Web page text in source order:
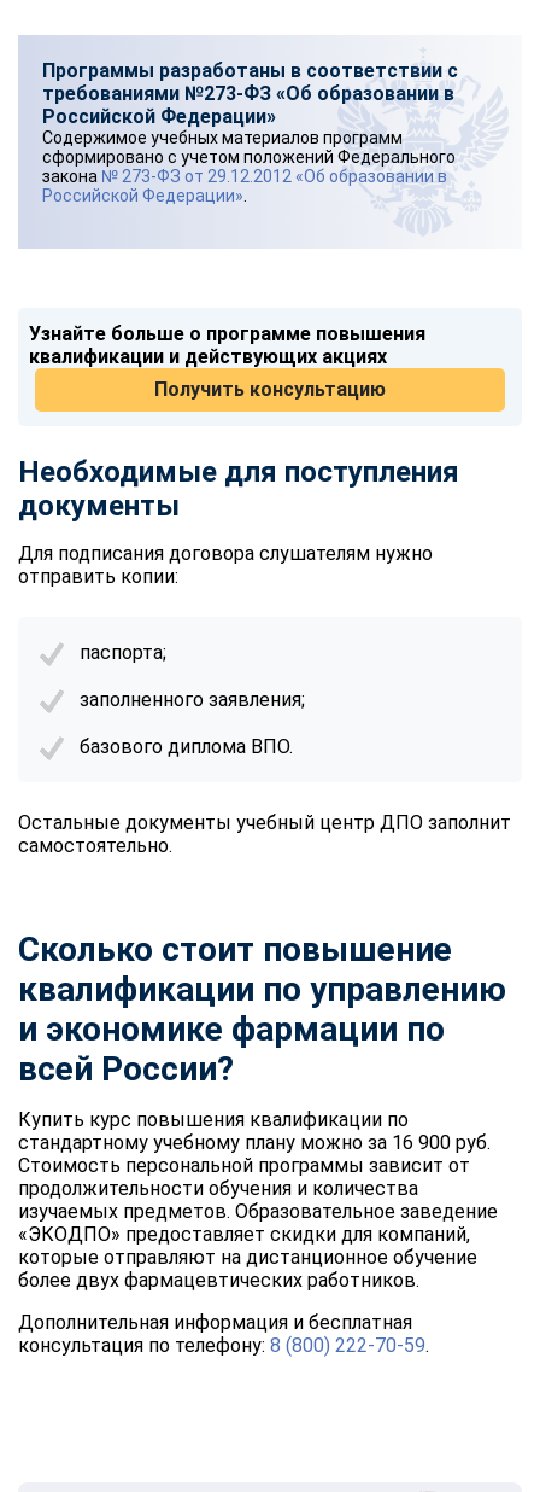
Программы разработаны в соответствии с
требованиями №273-ФЗ «Об образовании в
Российской Федерации»
Содержимое учебных материалов программ
сформировано с учетом положений Федерального
закона № 273-ФЗ от 29.12.2012 «Об образовании в
Российской Федерации»
Узнайте больше о программе повышения
квалификации и действующих акциях
Получить консультацию
Необходимые для поступления
документы
Для подписания договора слушателям нужно
отправить копии:
паспорта;
заполненного заявления;
базового диплома ВПО.
Остальные документы учебный центр ДПО заполнит
самостоятельно.
Сколько стоит повышение
квалификации по управлению
и экономике фармации по
всей России?
Купить курс повышения квалификации по
стандартному учебному плану можно за 16 900 руб.
Стоимость персональной программы зависит от
продолжительности обучения и количества
изучаемых предметов. Образовательное заведение
«ЭКОДПО» предоставляет скидки для компаний,
которые отправляют на дистанционное обучение
более двух фармацевтических работников.
Дополнительная информация и бесплатная
консультация по телефону: 8 (800) 222-70-59.